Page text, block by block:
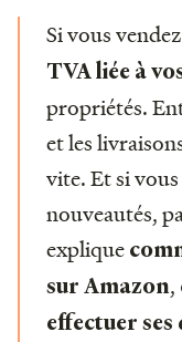
Si vous
TVA liée à
propriétés.
et les
vite. Et si
nouveautés,
explique
sur Amazon,
effectuer